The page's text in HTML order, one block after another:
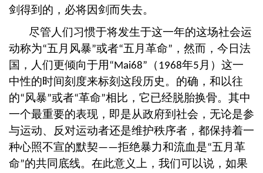
剑得到的，必将因剑而失去。
尽管人们习惯于将发生于这一年的这场社会运
动称为“五月风暴”或者“五月革命” ，然而，今日法
国，人们更倾向于用 “Mai68” （ 1968年5 月）这一
中性的时间刻度来标刻这段历史。的确，和以往
的“风暴”或者“革命”相比，它已经脱胎换骨。其中
一个最重要的表现，即是从政府到社会，无论是参
与运动、反对运动者还是维护秩序者，都保持着一
种心照不宣的默契——拒绝暴力和流血是“五月革
命”的共同底线。在此意义上，我们可以说，如果